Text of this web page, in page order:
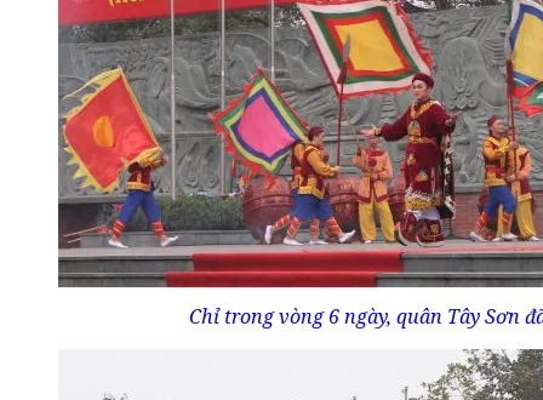
Chỉ trong vòng 6 ngày, quân Tây Sơn